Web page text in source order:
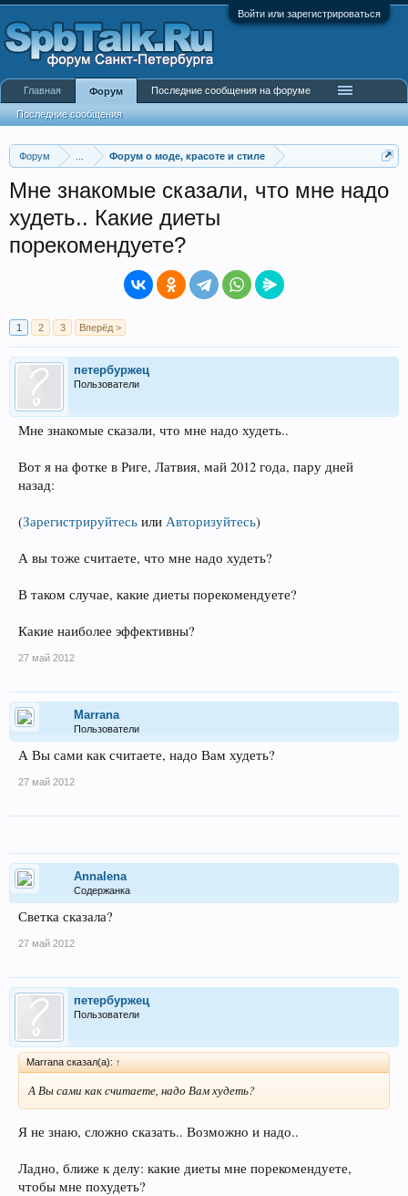
Войти или зарегистрироваться
Форум Форум о моде, красоте и стиле
Мне знакомые сказали, что мне надо
худеть.. Какие диеты
порекомендуете?
1 2 3 Вперёд >
петербуржец
Пользователи
Мне знакомые сказали, что мне надо худеть..
Вот я на фотке в Риге, Латвия, май 2012 года, пару дней
назад:
(Зарегистрируйтесь или Авторизуйтесь)
А вы тоже считаете, что мне надо худеть?
В таком случае, какие диеты порекомендуете?
Какие наиболее эффективны?
27 май 2012
Marrana
Пользователи
А Вы сами как считаете, надо Вам худеть?
27 май 2012
Annalena
Содержанка
Светка сказала?
27 май 2012
петербуржец
Пользователи
Marrana сказал(а): ↑
А Вы сами как считаете, надо Вам худеть?
Я не знаю, сложно сказать.. Возможно и надо..
Ладно, ближе к делу: какие диеты мне порекомендуете,
чтобы мне похудеть?
Главная Форум
Последние сообщения
Последние сообщения на форуме